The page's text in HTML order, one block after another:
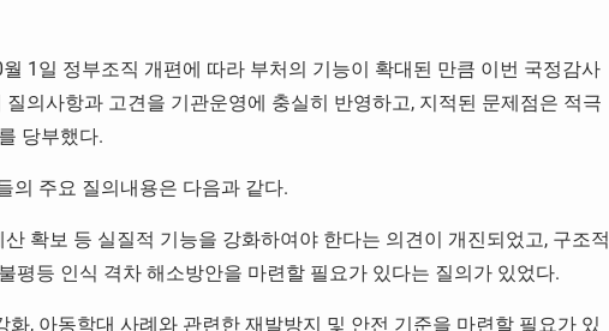
1일 정부조직 개편에 따라 부처의 기능이 확대된 만큼 이번 국정감사
의사항과 고견을 기관운영에 충실히 반영하고, 지적된 문제점은 적극
당부했다.
의 주요 질의내용은 다음과 같다.
확보 등 실질적 기능을 강화하여야 한다는 의견이 개진되었고, 구조적
평등 인식 격차 해소방안을 마련할 필요가 있다는 질의가 있었다.
, 아동학대 사례와 관련한 재발방지 및 안전 기준을 마련할 필요가 있